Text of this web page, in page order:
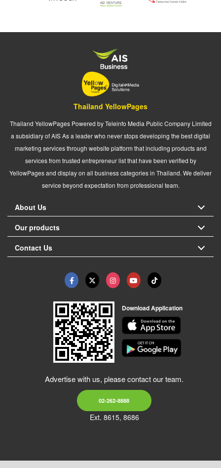
Thailand YellowPages
Thailand YellowPages Powered by Teleinfo Media Public Company Limited
a subsidiary of AIS As a leader who never stops developing the best digital
marketing services through website platform that including products and
services from trusted entrepreneur list that have been verified by
YellowPages and display on all business categories in Thailand. We deliver
service beyond expectation from professional team.
About Us
Our products
Contact Us
Download Application
Advertise with us, please contact our team.
02-262-8888
Ext. 8615, 8686